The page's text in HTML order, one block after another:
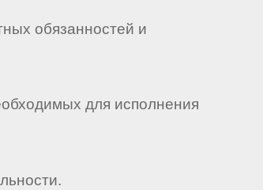
обязанностей и
для исполнения